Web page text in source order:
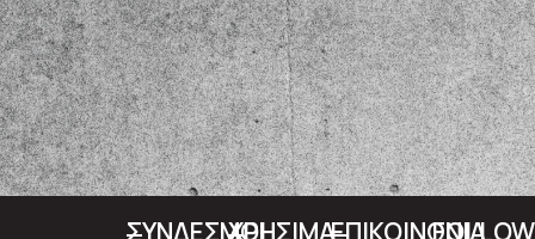
ΣΥΝΔΕΣΜΟΙΧΡΗΣΙΜΑΕΠΙΚΟΙΝΩΝΙΑFOLLOW